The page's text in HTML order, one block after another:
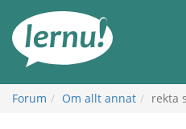
sidans
innehåll
Forum Om allt annat rekta